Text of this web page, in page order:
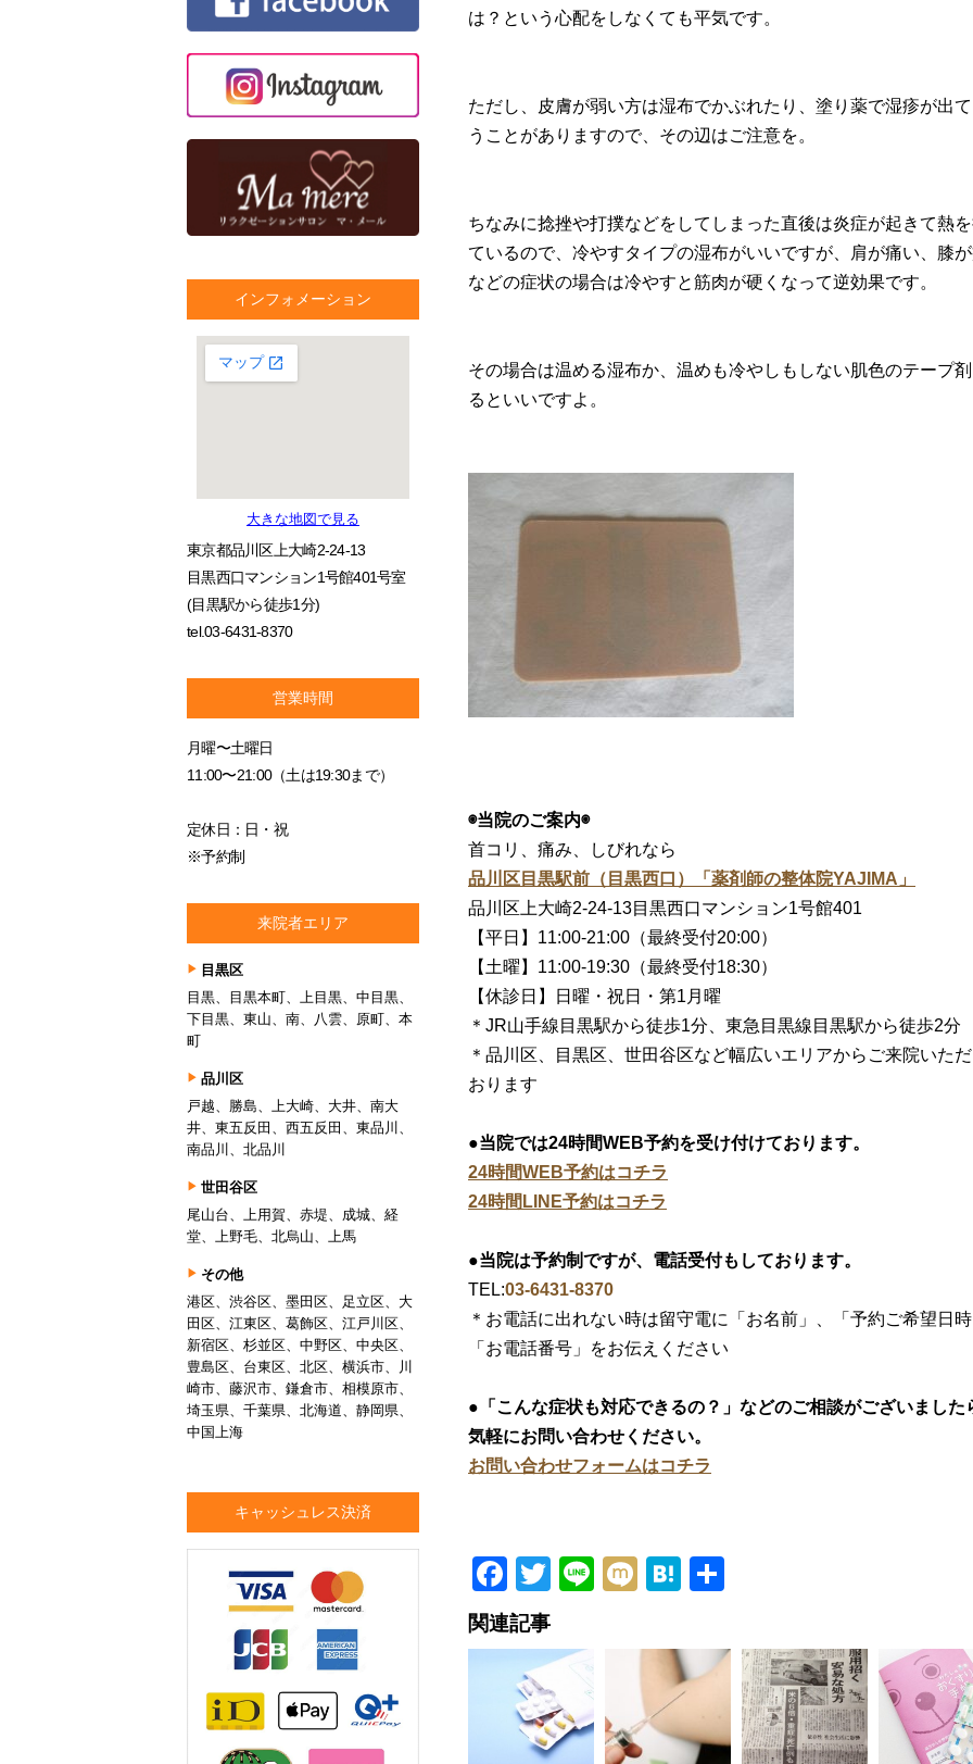
は？という心配をしなくても平気です。
ただし、皮膚が弱い方は湿布でかぶれたり、塗り薬で湿疹が出
うことがありますので、その辺はご注意を。
ちなみに捻挫や打撲などをしてしまった直後は炎症が起きて熱
ているので、冷やすタイプの湿布がいいですが、肩が痛い、膝
などの症状の場合は冷やすと筋肉が硬くなって逆効果です。
その場合は温める湿布か、温めも冷やしもしない肌色のテープ
るといいですよ。
◉当院のご案内◉
首コリ、痛み、しびれなら
品川区目黒駅前（目黒西口）「薬剤師の整体院YAJIMA」
品川区上大崎2-24-13目黒西口マンション1号館401
【平日】11:00-21:00（最終受付20:00）
【土曜】11:00-19:30（最終受付18:30）
【休診日】日曜・祝日・第1月曜
＊JR山手線目黒駅から徒歩1分、東急目黒線目黒駅から徒歩2分
＊品川区、目黒区、世田谷区など幅広いエリアからご来院いた
おります
●当院では24時間WEB予約を受け付けております。
24時間WEB予約はコチラ
24時間LINE予約はコチラ
●当院は予約制ですが、電話受付もしております。
TEL:03-6431-8370
＊お電話に出れない時は留守電に「お名前」、「予約ご希望日
「お電話番号」をお伝えください
●「こんな症状も対応できるの？」などのご相談がございました
気軽にお問い合わせください。
お問い合わせフォームはコチラ
Facebook
Twitter
LineMixiHatena
関連記事
インフォメーション
大きな地図で見る
東京都品川区上大崎2-24-13
目黒西口マンション1号館401号室
(目黒駅から徒歩1分)
tel.03-6431-8370
営業時間
月曜〜土曜日
11:00〜21:00（土は19:30まで）
定休日：日・祝
※予約制
来院者エリア
目黒区
目黒、目黒本町、上目黒、中目黒、
下目黒、東山、南、八雲、原町、本
町
品川区
戸越、勝島、上大崎、大井、南大
井、東五反田、西五反田、東品川、
南品川、北品川
世田谷区
尾山台、上用賀、赤堤、成城、経
堂、上野毛、北烏山、上馬
その他
港区、渋谷区、墨田区、足立区、大
田区、江東区、葛飾区、江戸川区、
新宿区、杉並区、中野区、中央区、
豊島区、台東区、北区、横浜市、川
崎市、藤沢市、鎌倉市、相模原市、
埼玉県、千葉県、北海道、静岡県、
中国上海
キャッシュレス決済